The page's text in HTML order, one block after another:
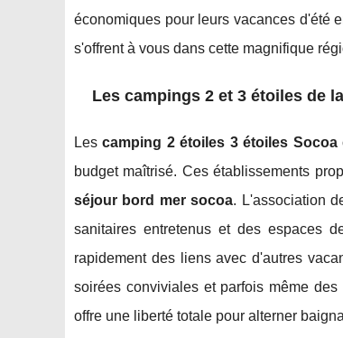
économiques pour leurs vacances d'été
s'offrent à vous dans cette magnifique
Les campings 2 et 3 étoiles de
Lescamping 2 étoiles 3 étoiles Socoa
budget maîtrisé. Ces établissements
séjour bord mer socoa. L'association
sanitaires entretenus et des espaces
rapidement des liens avec d'autres
soirées conviviales et parfois même
offre une liberté totale pour alterner